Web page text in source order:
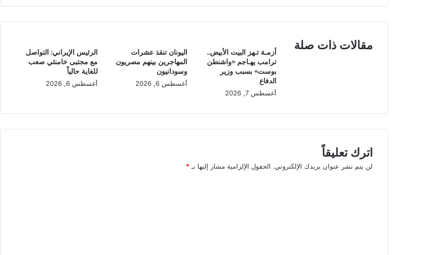
مقالات ذات صلة
أزمـة تـهز البيت الأبيض..
ترامب يهـاجم «واشنطن
بوست» بسبب وزير
الدفاع
أغسطس 7, 2026
اليونان تنقذ عشرات
المهاجرين بينهم مصريون
وسودانيون
أغسطس 6, 2026
الرئيس الإيراني: التواصل
مع مجتبى خامنئي صعب
للغاية حالياً
أغسطس 6, 2026
اترك تعليقاً
لن يتم نشر عنوان بريدك الإلكتروني. الحقول الإلزامية مشار إليها بـ *